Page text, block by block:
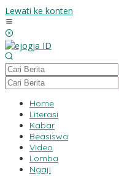
Lewati ke konten
Home
Literasi
Kabar
Beasiswa
Video
Lomba
Ngaji